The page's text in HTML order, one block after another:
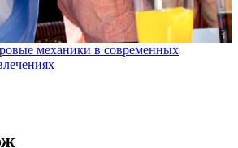
механики в современных